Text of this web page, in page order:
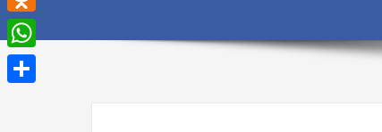
Odnoklassniki
WhatsApp